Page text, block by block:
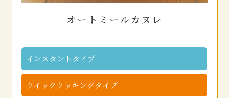
オートミールカヌレ
インスタントタイプ
クイッククッキングタイプ